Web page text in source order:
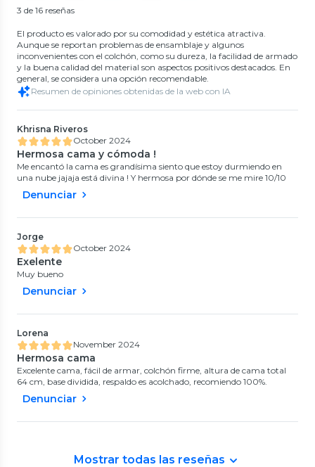
3 de 16 reseñas
El producto es valorado por su comodidad y estética atractiva.
Aunque se reportan problemas de ensamblaje y algunos
inconvenientes con el colchón, como su dureza, la facilidad de armado
y la buena calidad del material son aspectos positivos destacados. En
general, se considera una opción recomendable.
Resumen de opiniones obtenidas de la web con IA
Khrisna Riveros
October 2024
Hermosa cama y cómoda !
Me encantó la cama es grandísima siento que estoy durmiendo en
una nube jajaja está divina ! Y hermosa por dónde se me mire 10/10
Denunciar
Jorge
October 2024
Exelente
Muy bueno
Denunciar
Lorena
November 2024
Hermosa cama
Excelente cama, fácil de armar, colchón firme, altura de cama total
64 cm, base dividida, respaldo es acolchado, recomiendo 100%.
Denunciar
Mostrar todas las reseñas